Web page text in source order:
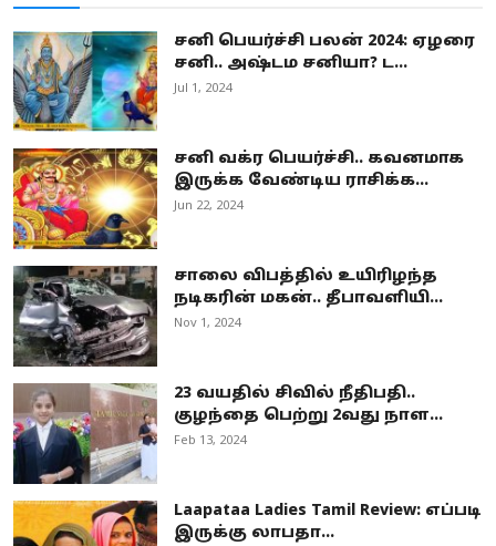
சனி பெயர்ச்சி பலன் 2024: ஏழரை
சனி.. அஷ்டம சனியா? ட...
Jul 1, 2024
சனி வக்ர பெயர்ச்சி.. கவனமாக
இருக்க வேண்டிய ராசிக்க...
Jun 22, 2024
சாலை விபத்தில் உயிரிழந்த
நடிகரின் மகன்.. தீபாவளியி...
Nov 1, 2024
23 வயதில் சிவில் நீதிபதி..
குழந்தை பெற்று 2வது நாள...
Feb 13, 2024
Laapataa Ladies Tamil Review: எப்படி
இருக்கு லாபதா...